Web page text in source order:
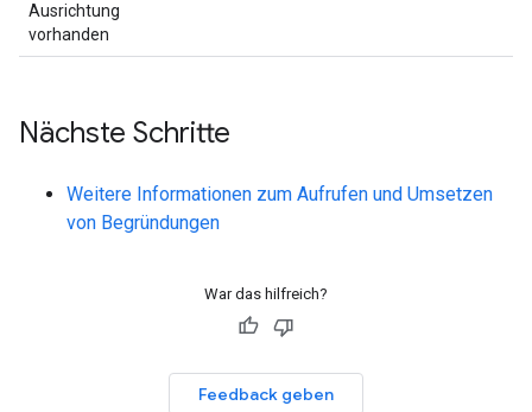
Ausrichtung
vorhanden
Nächste Schritte
Weitere Informationen zum Aufrufen und Umsetzen
von Begründungen
War das hilfreich?
Feedback geben